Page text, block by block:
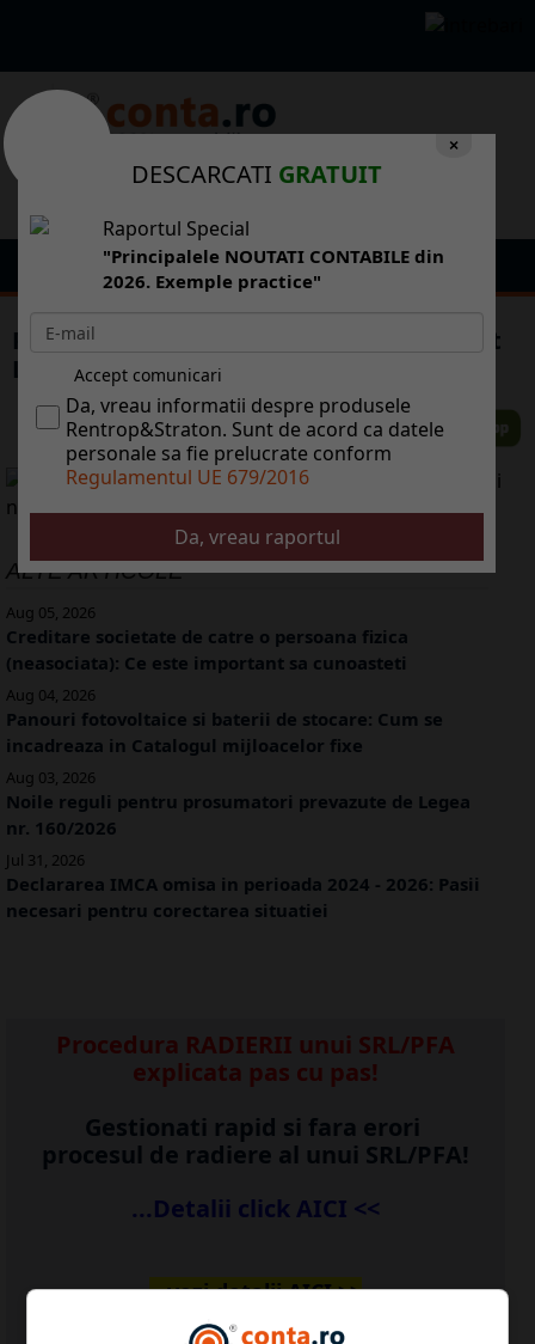
Primul telefon full 3D din lume. Cum arat
LG Optimus 3D
ALTE ARTICOLE
Aug 05, 2026
Creditare societate de catre o persoana fizica
(neasociata): Ce este important sa cunoasteti
Aug 04, 2026
Panouri fotovoltaice si baterii de stocare: Cum se
incadreaza in Catalogul mijloacelor fixe
Aug 03, 2026
Noile reguli pentru prosumatori prevazute de Legea
nr. 160/2026
Jul 31, 2026
Declararea IMCA omisa in perioada 2024 - 2026: Pasii
necesari pentru corectarea situatiei
Procedura RADIERII unui SRL/PFA
explicata pas cu pas!
Gestionati rapid si fara erori
procesul de radiere al unui SRL/PFA!
...Detalii click AICI <<
...vezi detaliiAICI>>
×
DESCARCATI GRATUIT
Raportul Special
"Principalele NOUTATI CONTABILE din
2026. Exemple practice"
Accept comunicari
Da, vreau informatii despre produsele
Rentrop&Straton. Sunt de acord ca datele
personale sa fie prelucrate conform
Regulamentul UE 679/2016